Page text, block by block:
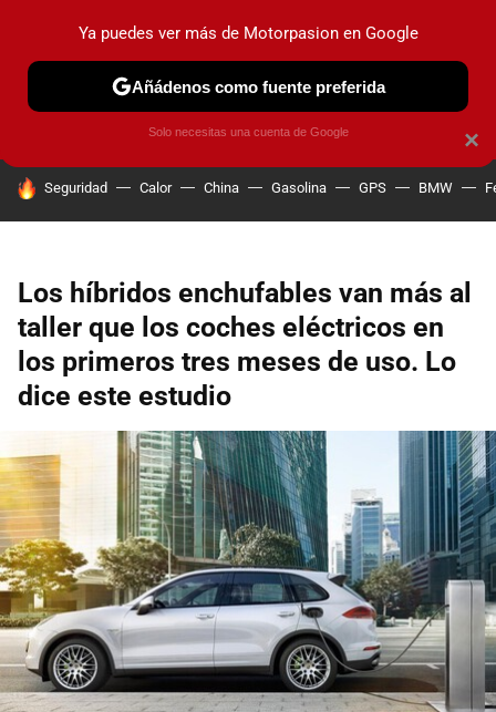
PRUEBAS COCHES ELÉCTRICOS OBSERVATORIO
HOY SE HABLA DE
Seguridad Calor China Gasolina GPS BMW
Los híbridos enchufables van más al
taller que los coches eléctricos en
los primeros tres meses de uso. Lo
dice este estudio
×
Ya puedes ver más de Motorpasion en Google
Añádenos como fuente preferida
Solo necesitas una cuenta de Google